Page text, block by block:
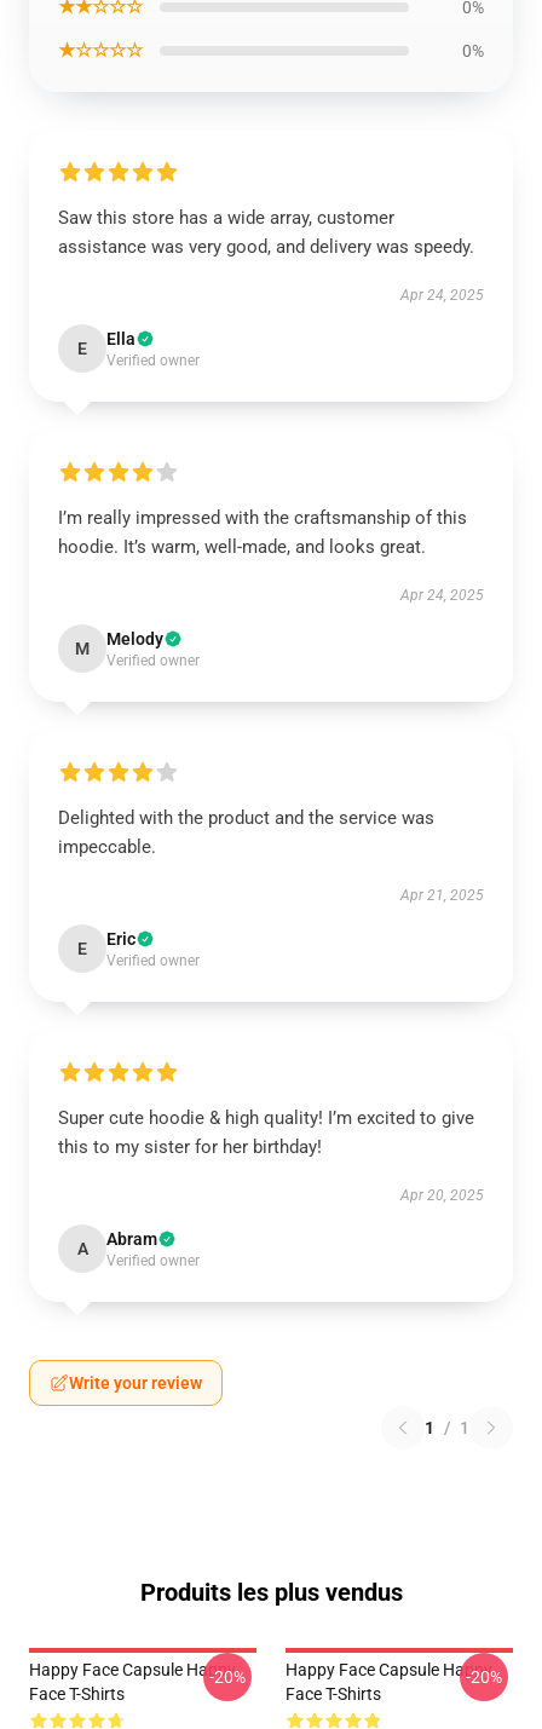
★★☆☆☆ 0%
★☆☆☆☆ 0%
Saw this store has a wide array, customer
assistance was very good, and delivery was speedy.
Apr 24, 2025
E Ella
Verified owner
I’m really impressed with the craftsmanship of this
hoodie. It’s warm, well-made, and looks great.
Apr 24, 2025
M Melody
Verified owner
Delighted with the product and the service was
impeccable.
Apr 21, 2025
E Eric
Verified owner
Super cute hoodie & high quality! I’m excited to give
this to my sister for her birthday!
Apr 20, 2025
A Abram
Verified owner
Write your review
1 / 1
Produits les plus vendus
Happy Face Capsule Happy
Face T-Shirts
-20%
Happy Face Capsule Happy
Face T-Shirts
-20%